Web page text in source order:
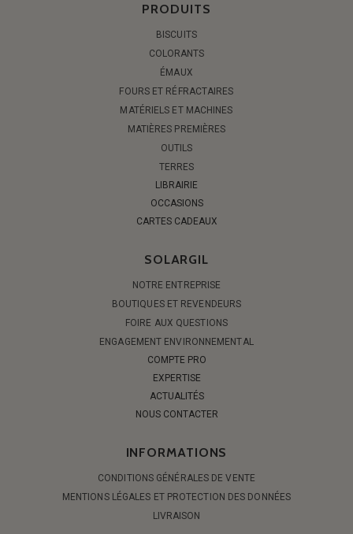
PRODUITS
BISCUITS
COLORANTS
ÉMAUX
FOURS ET RÉFRACTAIRES
MATÉRIELS ET MACHINES
MATIÈRES PREMIÈRES
OUTILS
TERRES
LIBRAIRIE
OCCASIONS
CARTES CADEAUX
SOLARGIL
NOTRE ENTREPRISE
BOUTIQUES ET REVENDEURS
FOIRE AUX QUESTIONS
ENGAGEMENT ENVIRONNEMENTAL
COMPTE PRO
EXPERTISE
ACTUALITÉS
NOUS CONTACTER
INFORMATIONS
CONDITIONS GÉNÉRALES DE VENTE
MENTIONS LÉGALES ET PROTECTION DES DONNÉES
LIVRAISON